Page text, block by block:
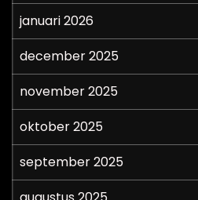
januari 2026
december 2025
november 2025
oktober 2025
september 2025